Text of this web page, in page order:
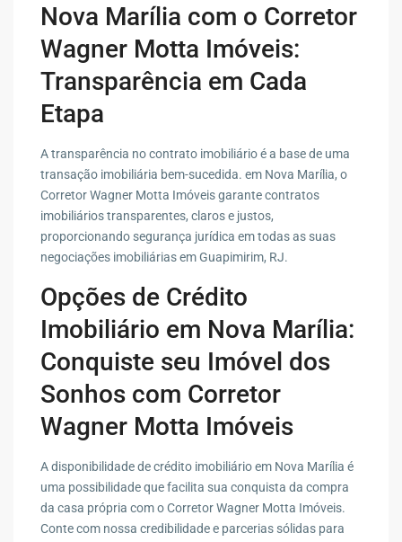
Nova Marília com o Corretor
Wagner Motta Imóveis:
Transparência em Cada
Etapa
A transparência no contrato imobiliário é a base de uma
transação imobiliária bem-sucedida. em Nova Marília, o
Corretor Wagner Motta Imóveis garante contratos
imobiliários transparentes, claros e justos,
proporcionando segurança jurídica em todas as suas
negociações imobiliárias em Guapimirim, RJ.
Opções de Crédito
Imobiliário em Nova Marília:
Conquiste seu Imóvel dos
Sonhos com Corretor
Wagner Motta Imóveis
A disponibilidade de crédito imobiliário em Nova Marília é
uma possibilidade que facilita sua conquista da compra
da casa própria com o Corretor Wagner Motta Imóveis.
Conte com nossa credibilidade e parcerias sólidas para